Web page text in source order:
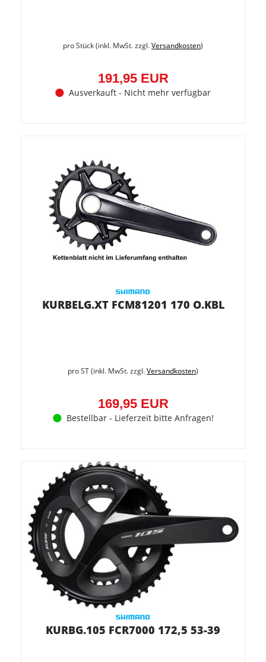
pro Stück (inkl. MwSt. zzgl.Versandkosten)
191,95 EUR
Ausverkauft - Nicht mehr verfügbar
KURBELG.XT FCM81201 170 O.KBL
pro ST (inkl. MwSt. zzgl.Versandkosten)
169,95 EUR
Bestellbar - Lieferzeit bitte Anfragen!
KURBG.105 FCR7000 172,5 53-39